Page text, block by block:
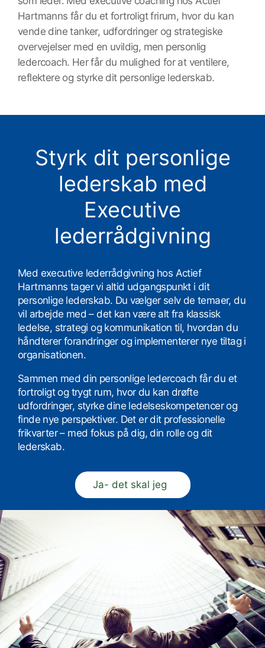
Hartmanns får du et fortroligt frirum, hvor du kan
vende dine tanker, udfordringer og strategiske
overvejelser med en uvildig, men personlig
ledercoach. Her får du mulighed for at ventilere,
reflektere og styrke dit personlige lederskab.
Styrk dit personlige
lederskab med
Executive
lederrådgivning
Med executive lederrådgivning hos Actief
Hartmanns tager vi altid udgangspunkt i dit
personlige lederskab. Du vælger selv de temaer, du
vil arbejde med – det kan være alt fra klassisk
ledelse, strategi og kommunikation til, hvordan du
håndterer forandringer og implementerer nye tiltag i
organisationen.
Sammen med din personlige ledercoach får du et
fortroligt og trygt rum, hvor du kan drøfte
udfordringer, styrke dine ledelseskompetencer og
finde nye perspektiver. Det er dit professionelle
frikvarter – med fokus på dig, din rolle og dit
lederskab.
Ja- det skal jeg